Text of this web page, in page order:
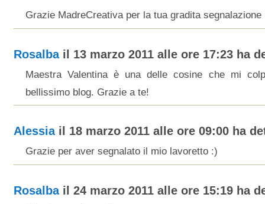
Grazie MadreCreativa per la tua gradita segnalazione
Rosalbail 13 marzo 2011 alle ore 17:23 ha
Maestra Valentina è una delle cosine che mi
bellissimo blog. Grazie a te!
Alessiail 18 marzo 2011 alle ore 09:00 ha
Grazie per aver segnalato il mio lavoretto :)
Rosalbail 24 marzo 2011 alle ore 15:19 ha